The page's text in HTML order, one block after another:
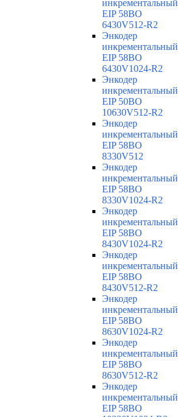
инкрементальный
EIP 58BO
6430V512-R2
Энкодер
инкрементальный
EIP 58BO
6430V1024-R2
Энкодер
инкрементальный
EIP 50BO
10630V512-R2
Энкодер
инкрементальный
EIP 58BO
8330V512
Энкодер
инкрементальный
EIP 58BO
8330V1024-R2
Энкодер
инкрементальный
EIP 58BO
8430V1024-R2
Энкодер
инкрементальный
EIP 58BO
8430V512-R2
Энкодер
инкрементальный
EIP 58BO
8630V1024-R2
Энкодер
инкрементальный
EIP 58BO
8630V512-R2
Энкодер
инкрементальный
EIP 58BO